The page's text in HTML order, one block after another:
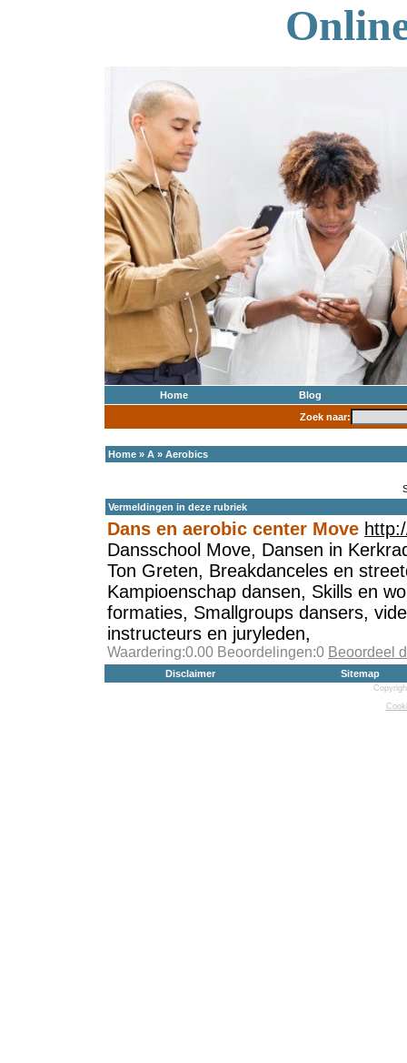
Home
Blog
Zoek naar:
Home » A » Aerobics
Vermeldingen in deze rubriek
Dans en aerobic center Move
Dansschool Move, Dansen in
Ton Greten, Breakdanceles en
Kampioenschap dansen, Skills en
formaties, Smallgroups dansers,
instructeurs en juryleden,
Waardering:0.00 Beoordelingen:0 Beoordeel
Disclaimer Sitemap